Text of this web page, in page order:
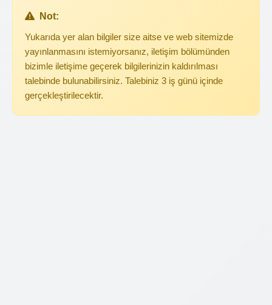
Not:
Yukarıda yer alan bilgiler size aitse ve web sitemizde
yayınlanmasını istemiyorsanız, iletişim bölümünden
bizimle iletişime geçerek bilgilerinizin kaldırılması
talebinde bulunabilirsiniz. Talebiniz 3 iş günü içinde
gerçekleştirilecektir.